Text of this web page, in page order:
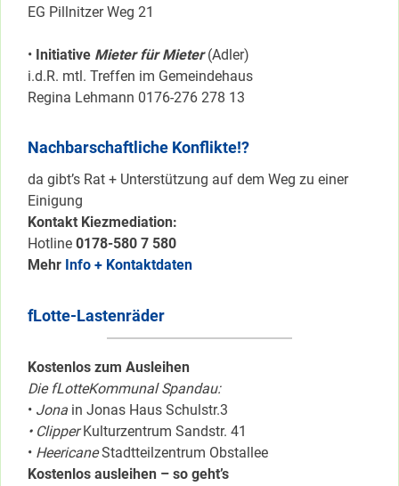
EG Pillnitzer Weg 21
• Initiative Mieter für Mieter(Adler)
i.d.R. mtl. Treffen im Gemeindehaus
Regina Lehmann 0176-276 278 13
Nachbarschaftliche Konflikte!?
da gibt’s Rat + Unterstützung auf dem Weg zu einer
Einigung
Kontakt Kiezmediation:
Hotline 0178-580 7 580
Mehr Info + Kontaktdaten
fLotte-Lastenräder
Kostenlos zum Ausleihen
Die fLotteKommunal Spandau:
• Jona in Jonas Haus Schulstr.3
• ClipperKulturzentrum Sandstr. 41
• HeericaneStadtteilzentrum Obstallee
Kostenlos ausleihen – so geht’s